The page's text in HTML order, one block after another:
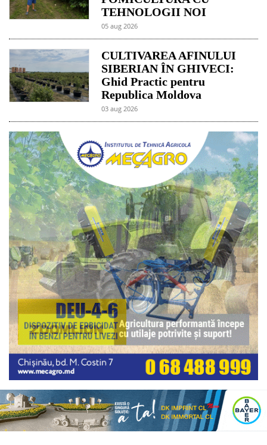
TEHNOLOGII NOI
05 aug 2026
CULTIVAREA AFINULUI
SIBERIAN ÎN GHIVECI:
Ghid Practic pentru
Republica Moldova
03 aug 2026